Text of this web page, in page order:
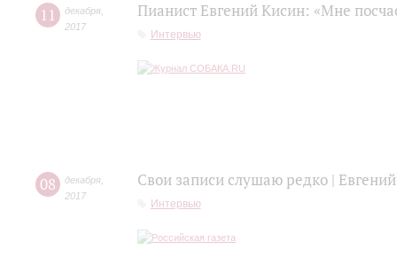
11 декабря
2017
Пианист Евгений Кисин: «Мне
Интервью
08 декабря
2017
Свои записи слушаю редко |
Интервью